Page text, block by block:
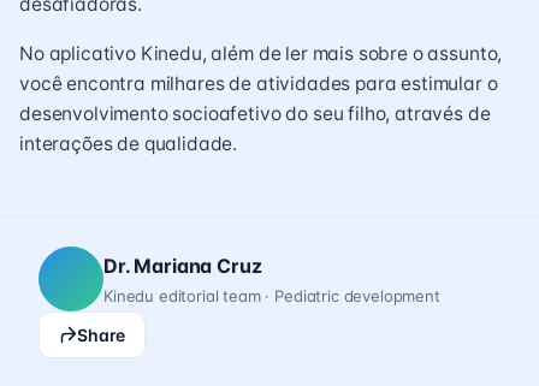
desafiadoras.
No aplicativo Kinedu, além de ler mais sobre o assunto,
você encontra milhares de atividades para estimular o
desenvolvimento socioafetivo do seu filho, através de
interações de qualidade.
Dr. Mariana Cruz
Kinedu editorial team · Pediatric development
Share